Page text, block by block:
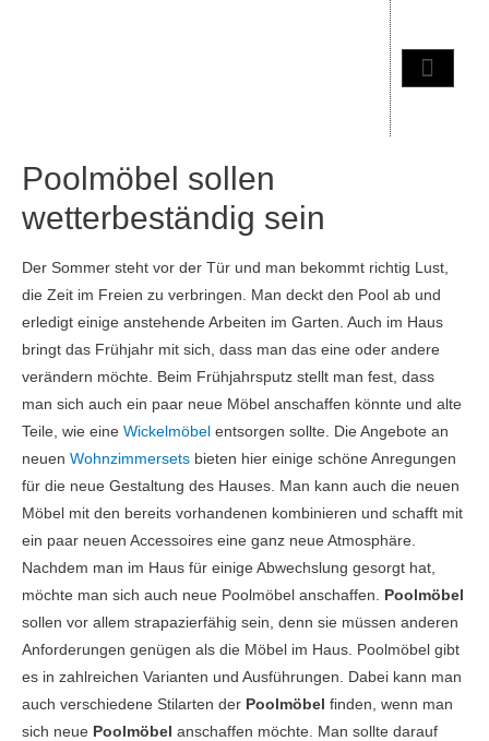
Poolmöbel sollen
wetterbeständig sein
Der Sommer steht vor der Tür und man bekommt richtig Lust,
die Zeit im Freien zu verbringen. Man deckt den Pool ab und
erledigt einige anstehende Arbeiten im Garten. Auch im Haus
bringt das Frühjahr mit sich, dass man das eine oder andere
verändern möchte. Beim Frühjahrsputz stellt man fest, dass
man sich auch ein paar neue Möbel anschaffen könnte und alte
Teile, wie eine Wickelmöbel entsorgen sollte. Die Angebote an
neuen Wohnzimmersets bieten hier einige schöne Anregungen
für die neue Gestaltung des Hauses. Man kann auch die neuen
Möbel mit den bereits vorhandenen kombinieren und schafft mit
ein paar neuen Accessoires eine ganz neue Atmosphäre.
Nachdem man im Haus für einige Abwechslung gesorgt hat,
möchte man sich auch neue Poolmöbel anschaffen. Poolmöbel
sollen vor allem strapazierfähig sein, denn sie müssen anderen
Anforderungen genügen als die Möbel im Haus. Poolmöbel gibt
es in zahlreichen Varianten und Ausführungen. Dabei kann man
auch verschiedene Stilarten der Poolmöbel finden, wenn man
sich neue Poolmöbel anschaffen möchte. Man sollte darauf